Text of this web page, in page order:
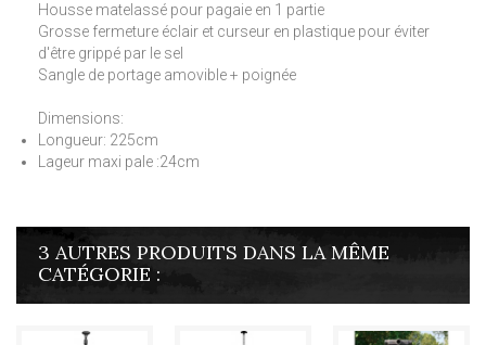
Housse matelassé pour pagaie en 1 partie
Grosse fermeture éclair et curseur en plastique pour éviter
d'être grippé par le sel
Sangle de portage amovible + poignée
Dimensions:
Longueur: 225cm
Lageur maxi pale :24cm
3 AUTRES PRODUITS DANS LA MÊME
CATÉGORIE :